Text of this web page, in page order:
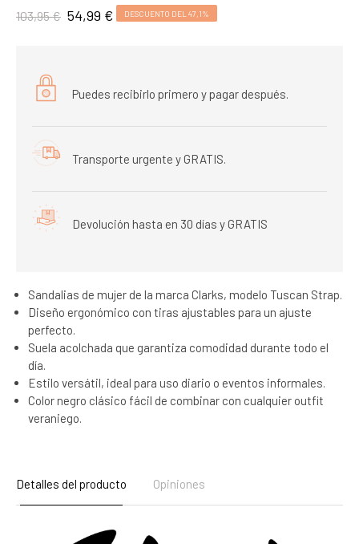
103,95 € 54,99 € DESCUENTO DEL 47,1%
Puedes recibirlo primero y pagar después.
Transporte urgente y GRATIS.
Devolución hasta en 30 días y GRATIS
Sandalias de mujer de la marca Clarks, modelo Tuscan Strap.
Diseño ergonómico con tiras ajustables para un ajuste
perfecto.
Suela acolchada que garantiza comodidad durante todo el
día.
Estilo versátil, ideal para uso diario o eventos informales.
Color negro clásico fácil de combinar con cualquier outfit
veraniego.
Detalles del producto Opiniones